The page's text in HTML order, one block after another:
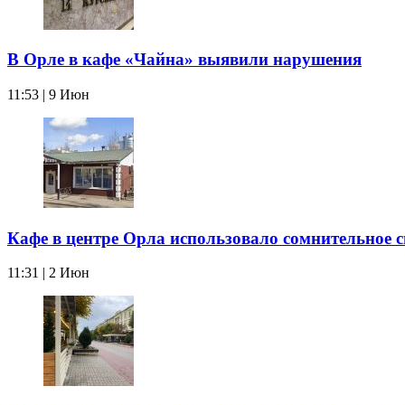
В Орле в кафе «Чайна» выявили нарушения
11:53 | 9 Июн
Кафе в центре Орла использовало сомнительное
11:31 | 2 Июн